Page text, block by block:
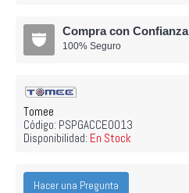
Compra con Confianza
100% Seguro
Tomee
Código: PSPGACCE0013
Disponibilidad: En Stock
Hacer una Pregunta